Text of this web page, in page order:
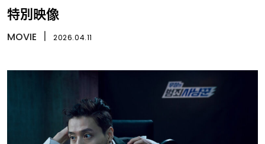
特別映像
MOVIE 2026.04.11